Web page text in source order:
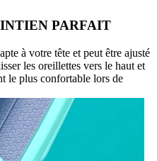
PARFAIT
à votre tête et peut être ajusté
les oreillettes vers le haut et
le plus confortable lors de